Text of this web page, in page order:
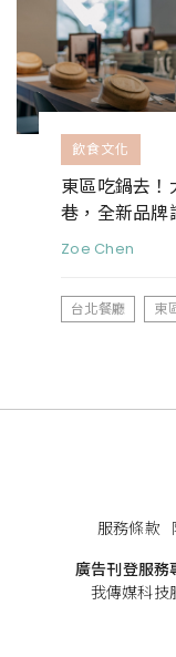
飲食文化
東區吃鍋去！
巷，全新品牌
Zoe Chen
台北餐廳 東
服務條款
廣告刊登服務
我傳媒科技